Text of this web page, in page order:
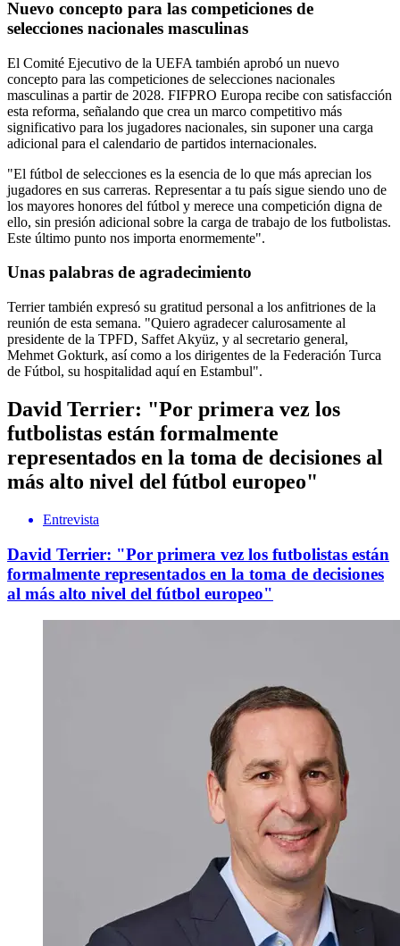
Nuevo concepto para las competiciones de
selecciones nacionales masculinas
El Comité Ejecutivo de la UEFA también aprobó un nuevo
concepto para las competiciones de selecciones nacionales
masculinas a partir de 2028. FIFPRO Europa recibe con satisfacción
esta reforma, señalando que crea un marco competitivo más
significativo para los jugadores nacionales, sin suponer una carga
adicional para el calendario de partidos internacionales.
"El fútbol de selecciones es la esencia de lo que más aprecian los
jugadores en sus carreras. Representar a tu país sigue siendo uno de
los mayores honores del fútbol y merece una competición digna de
ello, sin presión adicional sobre la carga de trabajo de los futbolistas.
Este último punto nos importa enormemente".
Unas palabras de agradecimiento
Terrier también expresó su gratitud personal a los anfitriones de la
reunión de esta semana. "Quiero agradecer calurosamente al
presidente de la TPFD, Saffet Akyüz, y al secretario general,
Mehmet Gokturk, así como a los dirigentes de la Federación Turca
de Fútbol, su hospitalidad aquí en Estambul".
David Terrier: "Por primera vez los
futbolistas están formalmente
representados en la toma de decisiones al
más alto nivel del fútbol europeo"
Entrevista
David Terrier: "Por primera vez los futbolistas están
formalmente representados en la toma de decisiones
al más alto nivel del fútbol europeo"